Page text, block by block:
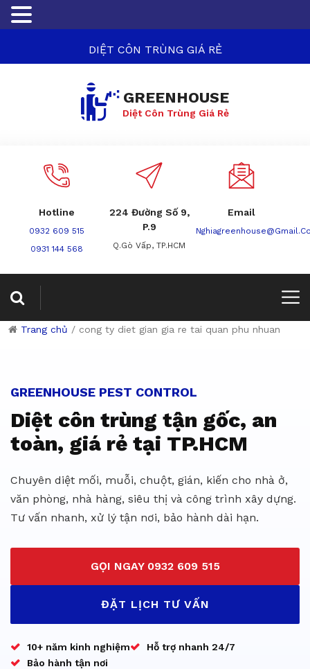
DIỆT CÔN TRÙNG GIÁ RẺ
GREENHOUSE
Diệt Côn Trùng Giá Rẻ
Hotline
0932 609 515
0931 144 568
224 Đường Số 9,
P.9
Q.Gò Vấp, TP.HCM
Email
Trang chủ / cong ty diet gian gia re tai quan phu nhuan
GREENHOUSE PEST CONTROL
Diệt côn trùng tận gốc, an
toàn, giá rẻ tại TP.HCM
Chuyên diệt mối, muỗi, chuột, gián, kiến cho nhà ở,
văn phòng, nhà hàng, siêu thị và công trình xây dựng.
Tư vấn nhanh, xử lý tận nơi, bảo hành dài hạn.
GỌI NGAY 0932 609 515
ĐẶT LỊCH TƯ VẤN
10+ năm kinh nghiệm
Hỗ trợ nhanh 24/7
Bảo hành tận nơi